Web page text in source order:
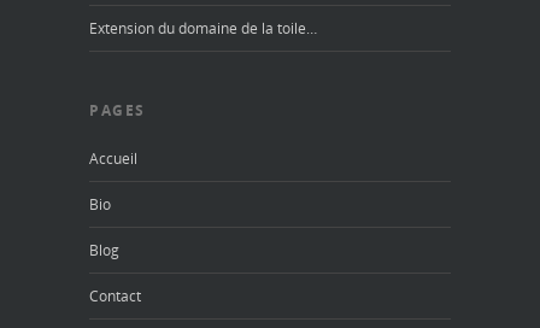
Extension du domaine de la toile…
PAGES
Accueil
Bio
Blog
Contact